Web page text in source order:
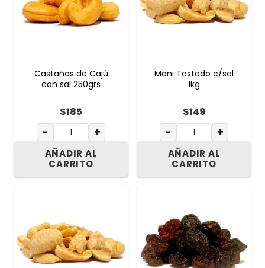
Castañas de Cajú
con sal 250grs
$185
− +
AÑADIR AL
CARRITO
Mani Tostado c/sal
1kg
$149
− +
AÑADIR AL
CARRITO